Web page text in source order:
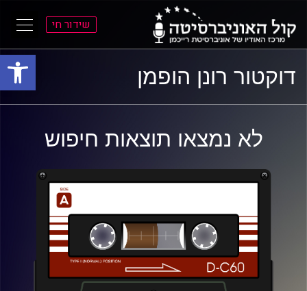
פתח
התפריט
הראשי
התוכן
הראשי
שידור חי
דוקטור רונן הופמן
לא נמצאו תוצאות חיפוש